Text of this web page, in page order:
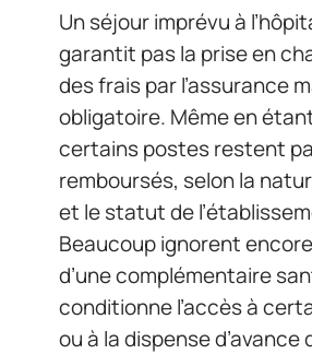
Un séjour imprévu à
garantit pas la prise en
des frais par l’assurance
obligatoire. Même en
certains postes restent
remboursés, selon la
et le statut de
Beaucoup ignorent
d’une complémentaire
conditionne l’accès à
ou à la dispense d’avance